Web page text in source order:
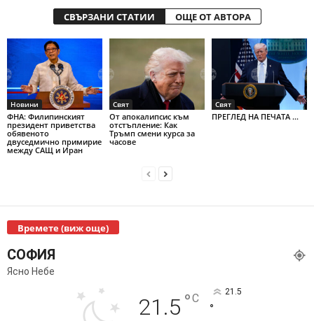
СВЪРЗАНИ СТАТИИ ОЩЕ ОТ АВТОРА
Новини
ФНА: Филипинският
президент приветства
обявеното
двуседмично примирие
между САЩ и Иран
Свят
От апокалипсис към
отстъпление: Как
Тръмп смени курса за
часове
Свят
ПРЕГЛЕД НА ПЕЧАТА ...
Времете (виж още)
СОФИЯ
Ясно Небе
21.5 °C 21.5
°